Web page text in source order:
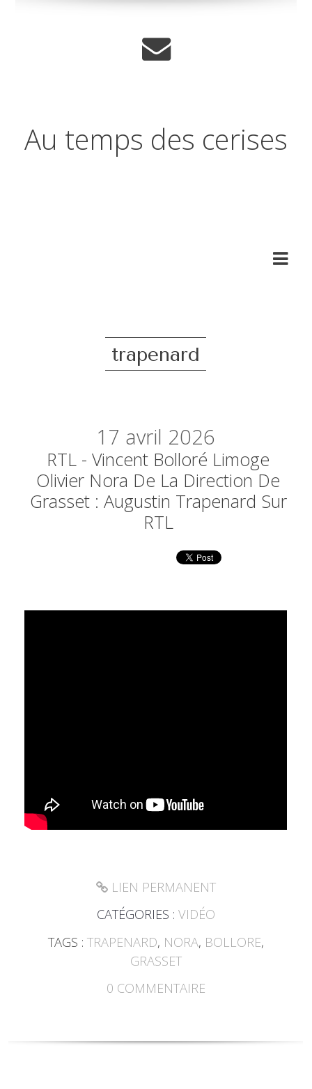
Au temps des cerises
trapenard
17 avril 2026
RTL - Vincent Bolloré Limoge
Olivier Nora De La Direction De
Grasset : Augustin Trapenard Sur
RTL
LIEN PERMANENT
CATÉGORIES : VIDÉO
TAGS : TRAPENARD, NORA, BOLLORE,
GRASSET
0 COMMENTAIRE